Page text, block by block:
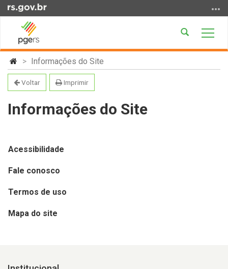
para
conteúdo
Ir
para
menu
para
Abrir
Início
do
conteúdo
Informações do Site
Voltar Imprimir
Informações do Site
Acessibilidade
Fale conosco
Termos de uso
Mapa do site